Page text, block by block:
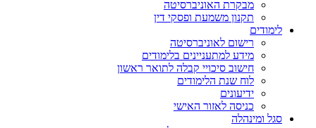
מבקרת האוניברסיטה
תקנון משמעת ופסקי דין
לימודים
רישום לאוניברסיטה
מידע למתעניינים בלימודים
חישוב סיכויי קבלה לתואר ראשון
לוח שנת הלימודים
ידיעונים
כניסה לאזור האישי
סגל ומינהלה